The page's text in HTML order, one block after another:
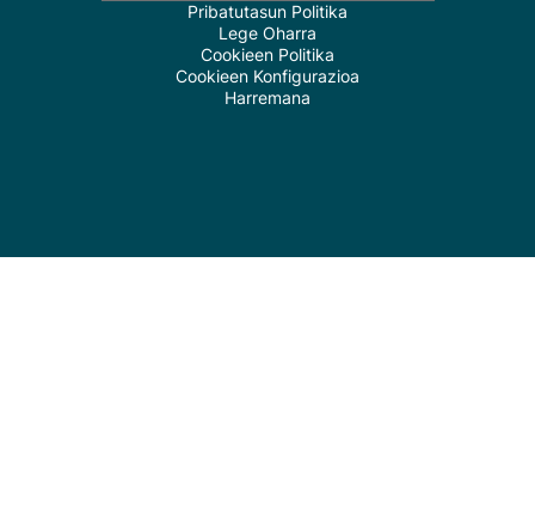
Pribatutasun Politika
Lege Oharra
Cookieen Politika
Cookieen Konfigurazioa
Harremana